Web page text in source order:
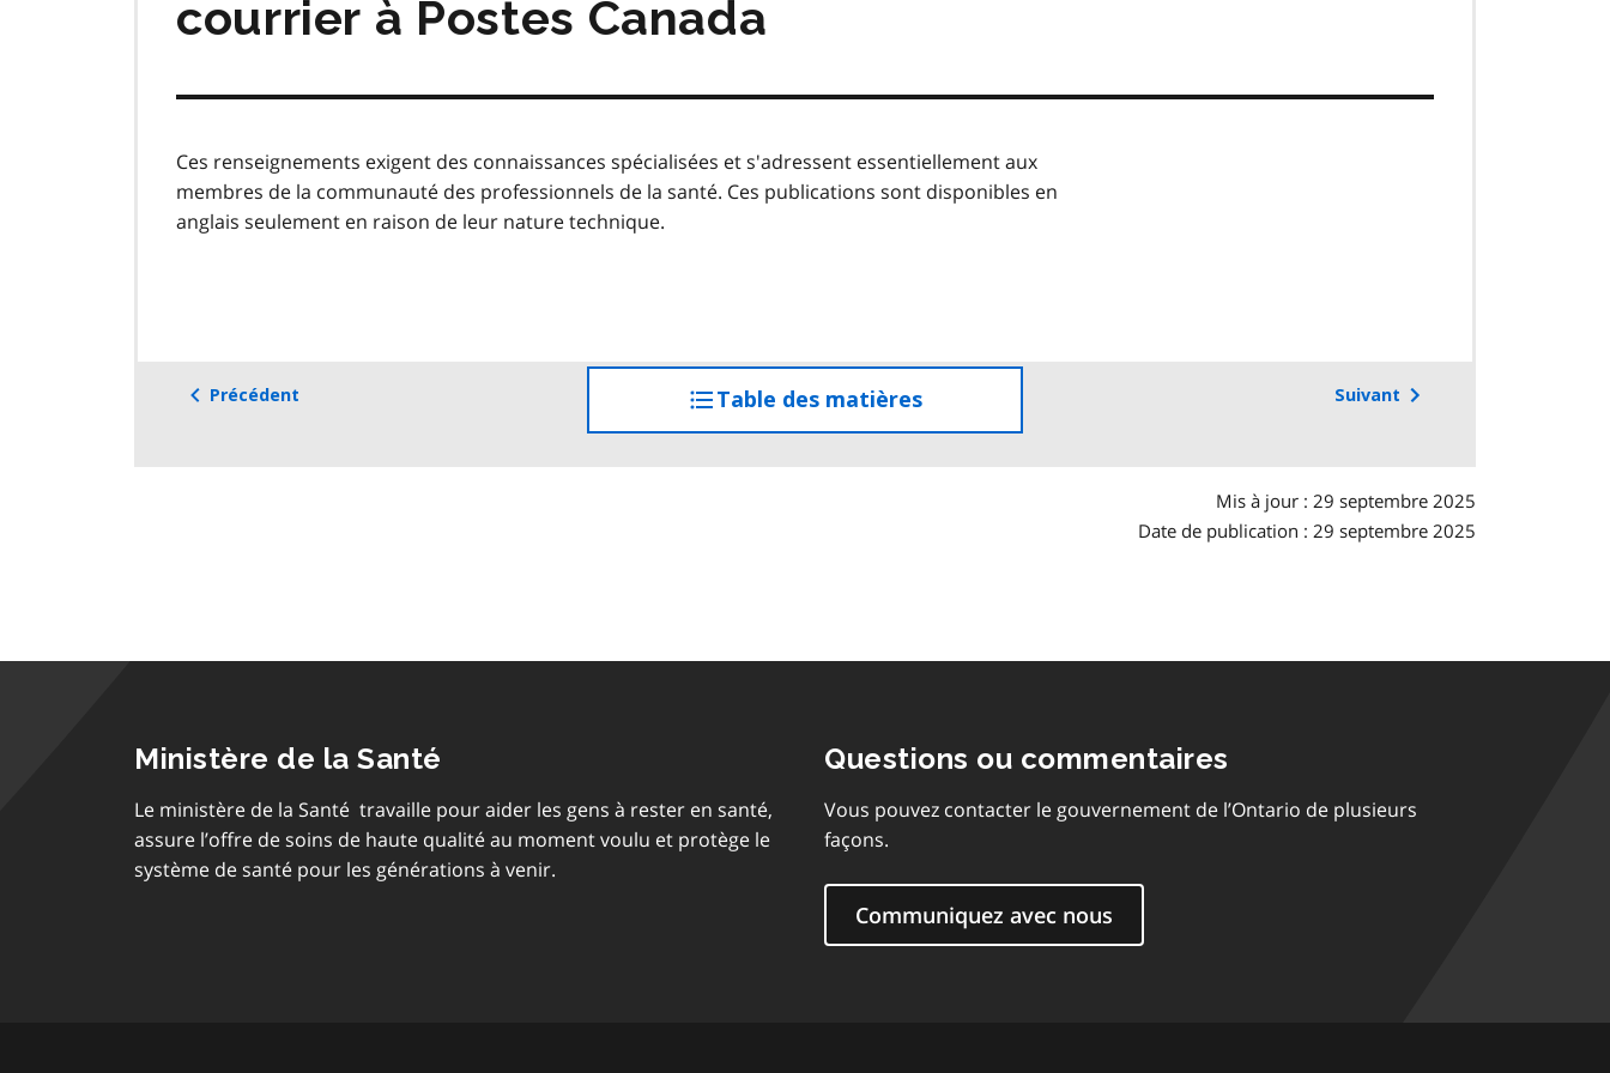
courrier à Postes Canada
Ces renseignements exigent des connaissances spécialisées et s'adressent essentiellement aux
membres de la communauté des professionnels de la santé. Ces publications sont disponibles en
anglais seulement en raison de leur nature technique.
Précédent Table des matièresaccéder
à
Suivant
Mis à jour : 29 septembre 2025
Date de publication : 29 septembre 2025
Ministère de la Santé
Le ministère de la Santé travaille pour aider les gens à rester en santé,
assure l’offre de soins de haute qualité au moment voulu et protège le
système de santé pour les générations à venir.
Questions ou commentaires
Vous pouvez contacter le gouvernement de l’Ontario de plusieurs
façons.
Communiquez avec nous